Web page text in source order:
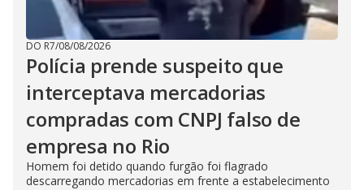
DO R7/08/08/2026
Polícia prende suspeito que
interceptava mercadorias
compradas com CNPJ falso de
empresa no Rio
Homem foi detido quando furgão foi flagrado
descarregando mercadorias em frente a estabelecimento